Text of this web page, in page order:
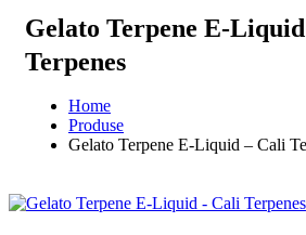
Gelato Terpene E-
Terpenes
Home
Produse
Gelato Terpene E-Liquid – Cali